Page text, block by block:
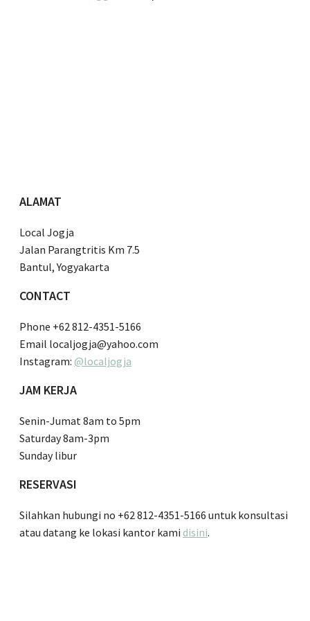
ALAMAT
Local Jogja
Jalan Parangtritis Km 7.5
Bantul, Yogyakarta
CONTACT
Phone +62 812-4351-5166
Email localjogja@yahoo.com
Instagram: @localjogja
JAM KERJA
Senin-Jumat 8am to 5pm
Saturday 8am-3pm
Sunday libur
RESERVASI
Silahkan hubungi no +62 812-4351-5166 untuk konsultasi
atau datang ke lokasi kantor kami disini.